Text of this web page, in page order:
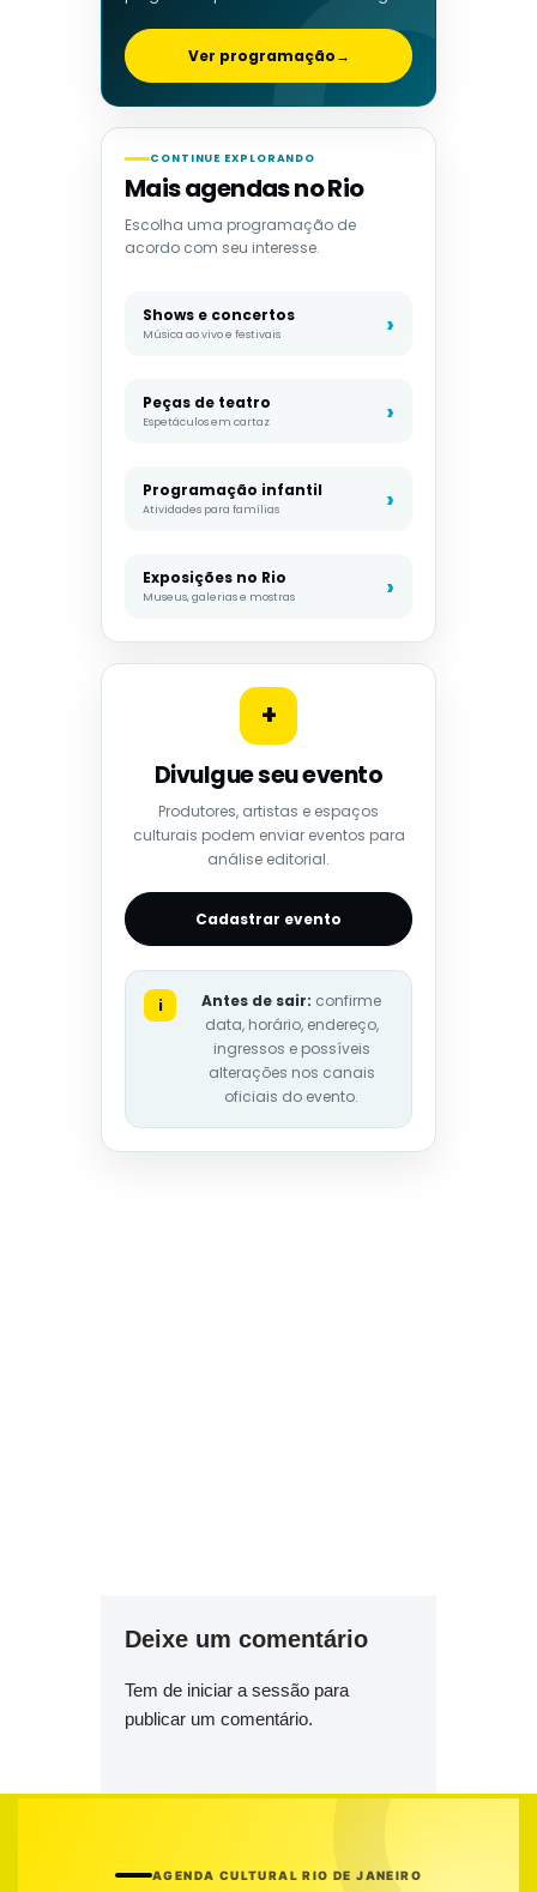
Ver programação→
CONTINUE EXPLORANDO
Mais agendas no Rio
Escolha uma programação de
acordo com seu interesse.
Shows e concertos
Música ao vivo e festivais
Peças de teatro
Espetáculos em cartaz
Programação infantil
Atividades para famílias
Exposições no Rio
Museus, galerias e mostras
+
Divulgue seu evento
Produtores, artistas e espaços
culturais podem enviar eventos para
análise editorial.
Cadastrar evento
i Antes de sair: confirme
data, horário, endereço,
ingressos e possíveis
alterações nos canais
oficiais do evento.
Deixe um comentário
Tem de iniciar a sessão para
publicar um comentário.
AGENDA CULTURAL RIO DE JANEIRO